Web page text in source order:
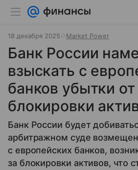
18 декабря 2025 Market Power
Банк России
взыскать с
банков убытки от
блокировки
Банк России будет
арбитражном суде
с европейских банков,
за блокировки активов, что